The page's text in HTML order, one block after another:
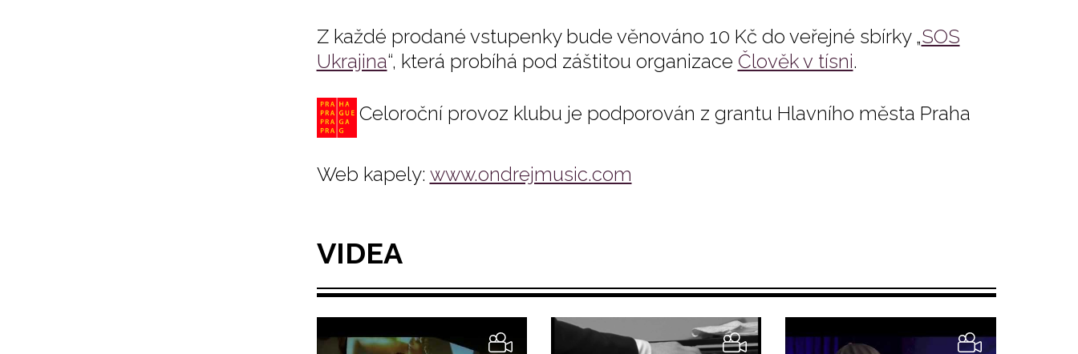
Z každé prodané vstupenky bude věnováno 10 Kč do veřejné sbírky „SOS
Ukrajina“, která probíhá pod záštitou organizace Člověk v tísni.
Celoroční provoz klubu je podporován z grantu Hlavního města Praha
Web kapely: www.ondrejmusic.com
VIDEA